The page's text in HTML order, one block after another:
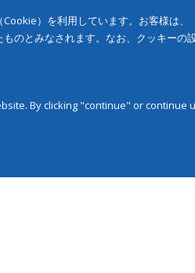
）を利用しています。お客様は
のとみなされます。なお、クッキーの
By clicking "continue" or continue